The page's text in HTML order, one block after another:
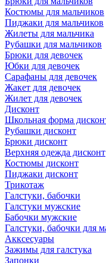
Костюмы для мальчиков
Пиджаки для мальчиков
Жилеты для мальчика
Рубашки для мальчиков
Брюки для девочек
Юбки для девочек
Сарафаны для девочек
Жакет для девочек
Жилет для девочек
Дисконт
Школьная форма
Рубашки дисконт
Брюки дисконт
Верхняя одежда дисконт
Костюмы дисконт
Пиджаки дисконт
Трикотаж
Галстуки, бабочки
Галстуки мужские
Бабочки мужские
Галстуки, бабочки для
Акксесуары
Зажимы для галстука
Запонки